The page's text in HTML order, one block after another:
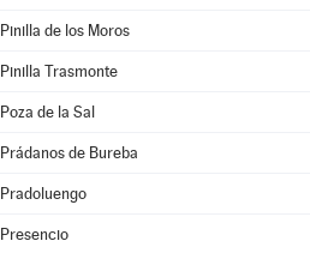
Pinilla de los Moros
Pinilla Trasmonte
Poza de la Sal
Prádanos de Bureba
Pradoluengo
Presencio